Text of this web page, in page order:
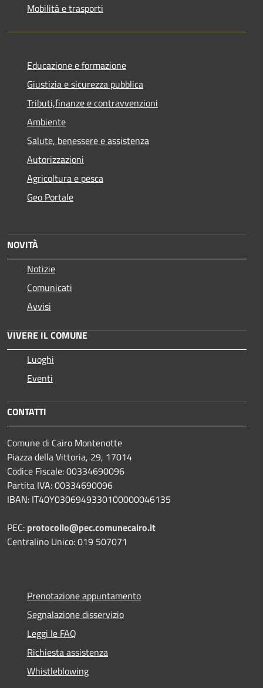
Mobilità e trasporti
Educazione e formazione
Giustizia e sicurezza pubblica
Tributi,finanze e contravvenzioni
Ambiente
Salute, benessere e assistenza
Autorizzazioni
Agricoltura e pesca
Geo Portale
NOVITÀ
Notizie
Comunicati
Avvisi
VIVERE IL COMUNE
Luoghi
Eventi
CONTATTI
Comune di Cairo Montenotte
Piazza della Vittoria, 29, 17014
Codice Fiscale: 00334690096
Partita IVA: 00334690096
IBAN: IT40Y0306949330100000046135
PEC: protocollo@pec.comunecairo.it
Centralino Unico: 019 507071
Prenotazione appuntamento
Segnalazione disservizio
Leggi le FAQ
Richiesta assistenza
Whistleblowing